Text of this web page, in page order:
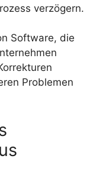
verzögern.
Software, die
Problemen